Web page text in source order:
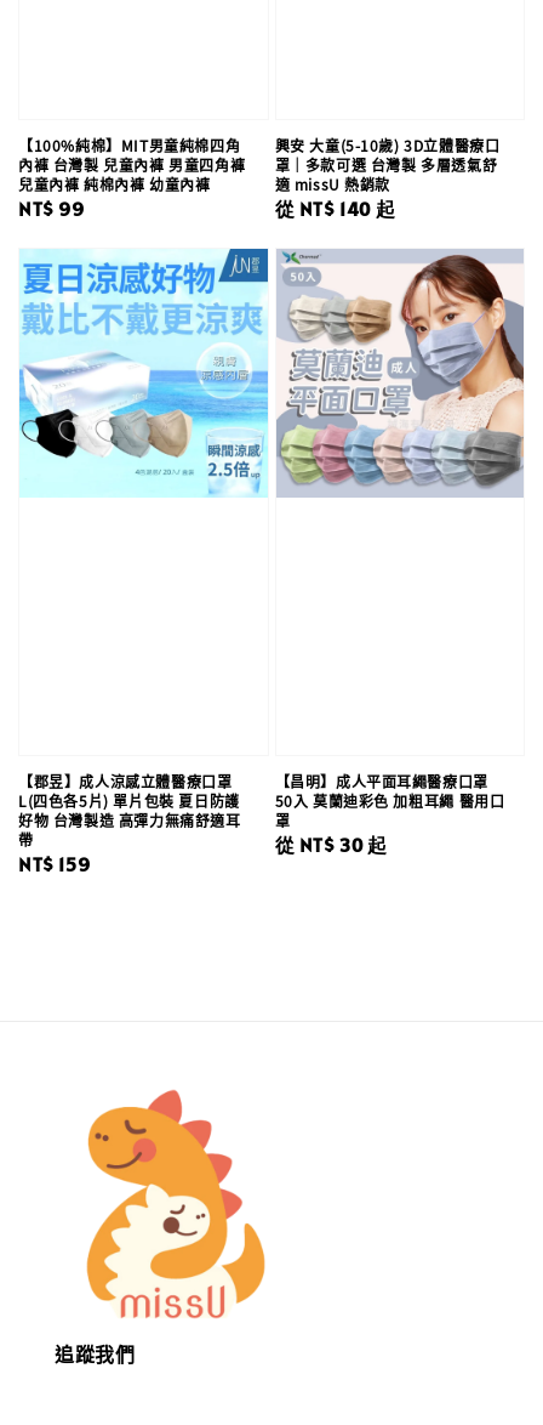
【100%純棉】MIT男童純棉四角
內褲 台灣製 兒童內褲 男童四角褲
兒童內褲 純棉內褲 幼童內褲
Regular
NT$ 99
興安 大童(5-10歲) 3D立體醫療口
罩｜多款可選 台灣製 多層透氣舒
適 missU 熱銷款
Regular
從 NT$ 140起
【郡昱】成人涼感立體醫療口罩
L(四色各5片) 單片包裝 夏日防護
好物 台灣製造 高彈力無痛舒適耳
帶
Regular
NT$ 159
【昌明】成人平面耳繩醫療口罩
50入 莫蘭迪彩色 加粗耳繩 醫用口
罩
Regular
從 NT$ 30起
追蹤我們